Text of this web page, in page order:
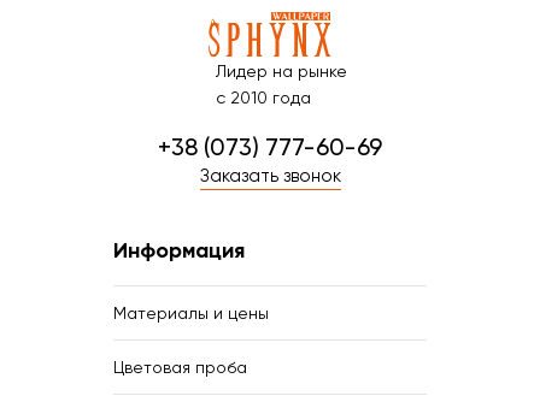
Лидер на рынке
с 2010 года
+38 (073) 777-60-69
Заказать звонок
Информация
Материалы и цены
Цветовая проба